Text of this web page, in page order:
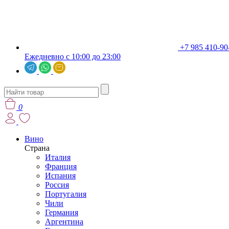
+7 985 410-
Ежедневно с 10:00 до 23:00
0
Вино
Страна
Италия
Франция
Испания
Россия
Португалия
Чили
Германия
Аргентина